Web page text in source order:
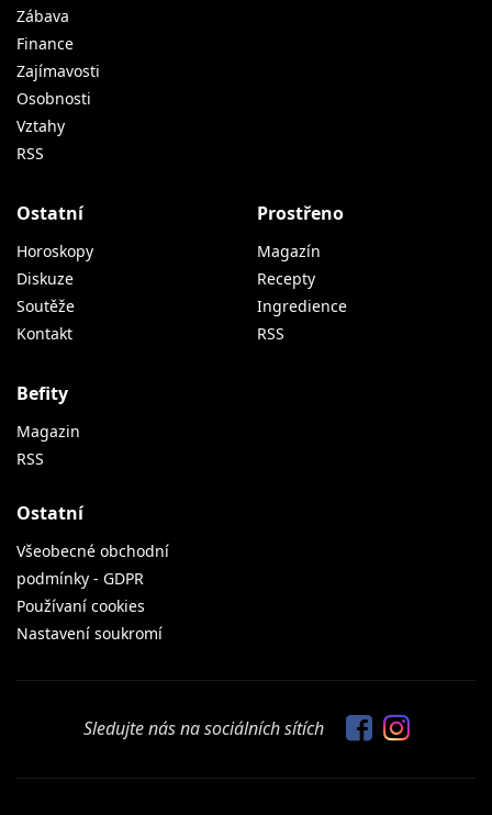
Zábava
Finance
Zajímavosti
Osobnosti
Vztahy
RSS
Ostatní
Horoskopy
Diskuze
Soutěže
Kontakt
Prostřeno
Magazín
Recepty
Ingredience
RSS
Befity
Magazin
RSS
Ostatní
Všeobecné obchodní
podmínky - GDPR
Používaní cookies
Nastavení soukromí
Sledujte nás na sociálních sítích